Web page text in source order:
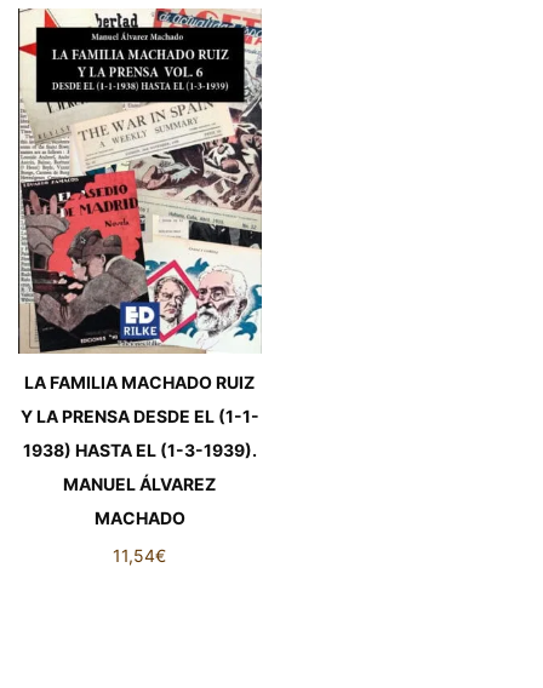
LA FAMILIA MACHADO RUIZ
Y LA PRENSA DESDE EL (1-1-
1938) HASTA EL (1-3-1939).
MANUEL ÁLVAREZ
MACHADO
11,54€